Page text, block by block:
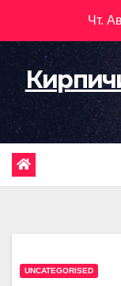
содержимому
Чт.
UNCATEGORISED